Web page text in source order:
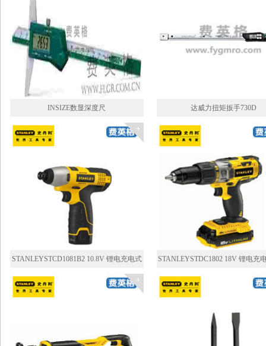
INSIZE数显深度尺 达威力扭矩扳手730D
STANLEYSTCD1081B2 10.8V 锂电充电式
电钻STCD1081B2
STANLEYSTDC1802 18V 锂电充